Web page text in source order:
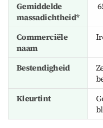
Gemiddelde
massadichtheid*
Commerciële
naam
Bestendigheid
Kleurtint